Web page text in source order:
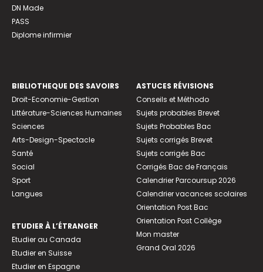
DN Made
PASS
Diplome infirmier
BIBLIOTHEQUE DES SAVOIRS
Droit-Economie-Gestion
Littérature-Sciences Humaines
Sciences
Arts-Design-Spectacle
Santé
Social
Sport
Langues
ETUDIER À L’ÉTRANGER
Etudier au Canada
Etudier en Suisse
Etudier en Espagne
ASTUCES RÉVISIONS
Conseils et Méthodo
Sujets probables Brevet
Sujets Probables Bac
Sujets corrigés Brevet
Sujets corrigés Bac
Corrigés Bac de Français
Calendrier Parcoursup 2026
Calendrier vacances scolaires
Orientation Post Bac
Orientation Post Collège
Mon master
Grand Oral 2026